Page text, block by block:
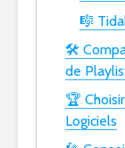
🎼
🛠️
de
🏆
Logiciels